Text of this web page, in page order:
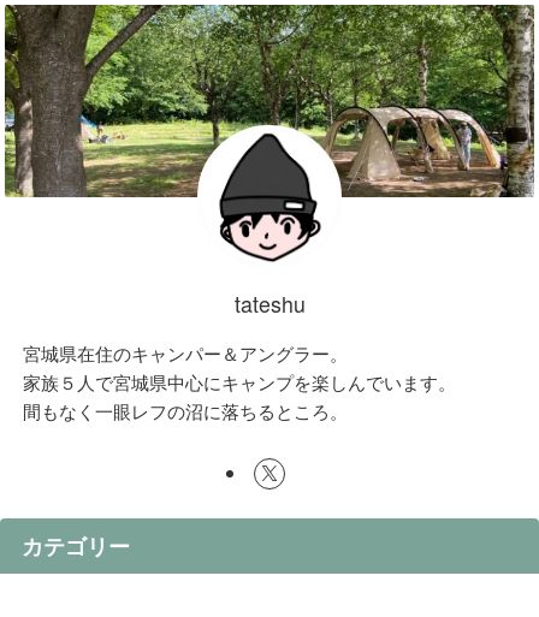
tateshu
宮城県在住のキャンパー＆アングラー。
家族５人で宮城県中心にキャンプを楽しんでいます。
間もなく一眼レフの沼に落ちるところ。
カテゴリー